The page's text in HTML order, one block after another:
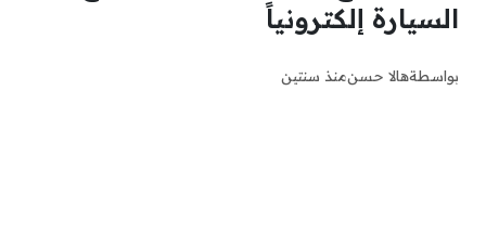
السيارة إلكترونياً
بواسطةهالا حسنمنذ سنتين